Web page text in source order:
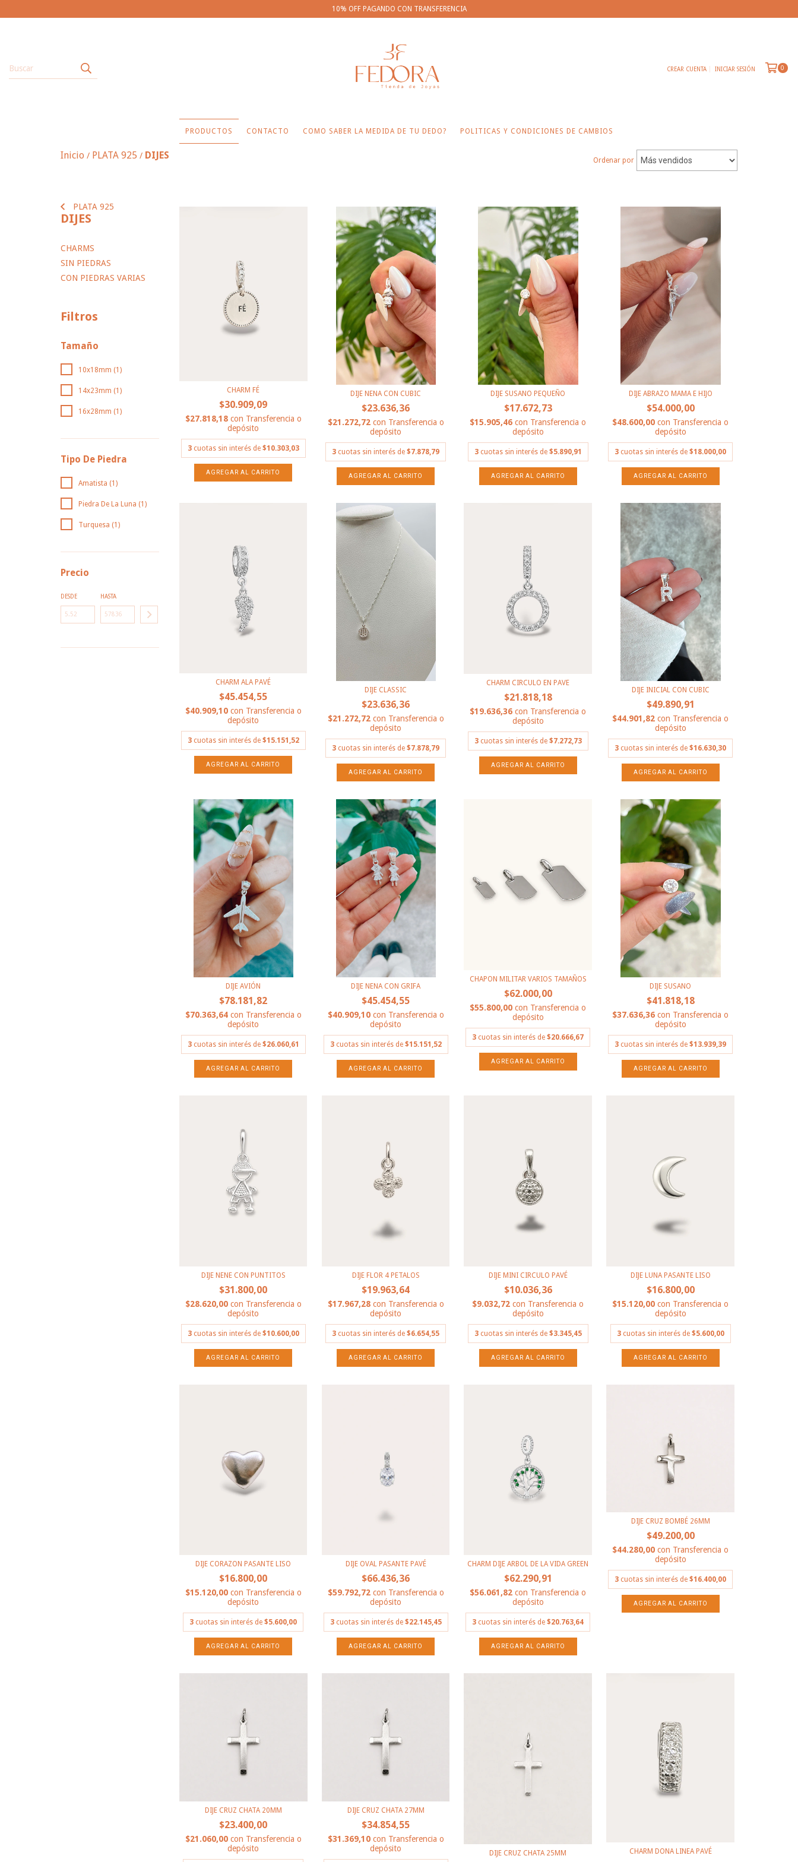
10% OFF PAGANDO CON TRANSFERENCIA
CREAR CUENTA INICIAR SESIÓN 0
PRODUCTOS CONTACTO COMO SABER LA MEDIDA DE TU DEDO? POLITICAS Y CONDICIONES DE CAMBIOS
Inicio / PLATA 925 / DIJES Ordenar por
PLATA 925
DIJES
CHARMS
SIN PIEDRAS
CON PIEDRAS VARIAS
Filtros
Tamaño
10x18mm (1)
14x23mm (1)
16x28mm (1)
Tipo De Piedra
Amatista (1)
Piedra De La Luna (1)
Turquesa (1)
Precio
DESDE HASTA
CHARM FÉ
$30.909,09
$27.818,18 con Transferencia o
depósito
3 cuotas sin interés de $10.303,03
DIJE NENA CON CUBIC
$23.636,36
$21.272,72 con Transferencia o
depósito
3 cuotas sin interés de$7.878,79
DIJE SUSANO PEQUEÑO
$17.672,73
$15.905,46con Transferencia o
depósito
3 cuotas sin interés de $5.890,91
DIJE ABRAZO MAMA E HIJO
$54.000,00
$48.600,00con Transferencia o
depósito
3 cuotas sin interés de$18.000,00
CHARM ALA PAVÉ
$45.454,55
$40.909,10 con Transferencia o
depósito
3 cuotas sin interés de $15.151,52
DIJE CLASSIC
$23.636,36
$21.272,72 con Transferencia o
depósito
3 cuotas sin interés de$7.878,79
CHARM CIRCULO EN PAVE
$21.818,18
$19.636,36con Transferencia o
depósito
3 cuotas sin interés de $7.272,73
DIJE INICIAL CON CUBIC
$49.890,91
$44.901,82con Transferencia o
depósito
3 cuotas sin interés de$16.630,30
DIJE AVIÓN
$78.181,82
$70.363,64 con Transferencia o
depósito
3 cuotas sin interés de $26.060,61
DIJE NENA CON GRIFA
$45.454,55
$40.909,10 con Transferencia o
depósito
3 cuotas sin interés de $15.151,52
CHAPON MILITAR VARIOS TAMAÑOS
$62.000,00
$55.800,00con Transferencia o
depósito
3 cuotas sin interés de$20.666,67
AGREGAR AL CARRITO
DIJE SUSANO
$41.818,18
$37.636,36con Transferencia o
depósito
3 cuotas sin interés de$13.939,39
DIJE NENE CON PUNTITOS
$31.800,00
$28.620,00 con Transferencia o
depósito
3 cuotas sin interés de $10.600,00
DIJE FLOR 4 PETALOS
$19.963,64
$17.967,28 con Transferencia o
depósito
3 cuotas sin interés de$6.654,55
DIJE MINI CIRCULO PAVÉ
$10.036,36
$9.032,72con Transferencia o
depósito
3 cuotas sin interés de $3.345,45
DIJE LUNA PASANTE LISO
$16.800,00
$15.120,00con Transferencia o
depósito
3 cuotas sin interés de $5.600,00
DIJE CORAZON PASANTE LISO
$16.800,00
$15.120,00 con Transferencia o
depósito
3 cuotas sin interés de$5.600,00
DIJE OVAL PASANTE PAVÉ
$66.436,36
$59.792,72 con Transferencia o
depósito
3 cuotas sin interés de $22.145,45
CHARM DIJE ARBOL DE LA VIDA GREEN
$62.290,91
$56.061,82con Transferencia o
depósito
3 cuotas sin interés de$20.763,64
DIJE CRUZ BOMBÉ 26MM
$49.200,00
$44.280,00con Transferencia o
depósito
3 cuotas sin interés de$16.400,00
DIJE CRUZ CHATA 20MM
$23.400,00
$21.060,00 con Transferencia o
depósito
DIJE CRUZ CHATA 27MM
$34.854,55
$31.369,10 con Transferencia o
depósito
DIJE CRUZ CHATA 25MM CHARM DONA LINEA PAVÉ